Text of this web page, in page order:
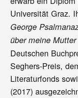
Universität Graz.
George
über meine Mutter
Deutschen
Seghers-Preis,
Literaturfonds
(2017)